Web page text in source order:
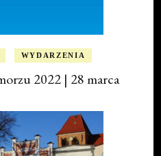
WYDARZENIA
2022 | 28 marca